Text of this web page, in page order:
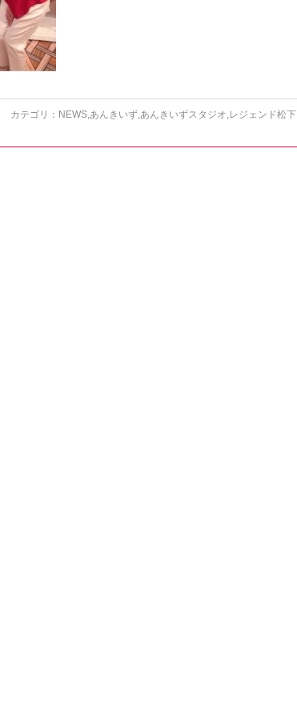
カテゴリ： NEWS あんきいず あんきいずスタジオ レジェンド松下